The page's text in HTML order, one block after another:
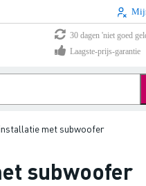
30 dagen 'niet goed
Laagste-prijs-garantie
met subwoofer
subwoofer